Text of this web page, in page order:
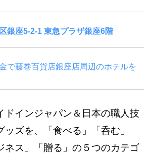
銀座5-2-1 東急プラザ銀座6階
で藤巻百貨店銀座店周辺のホテルを
ドインジャパン＆日本の職人技
ッズを、「食べる」「呑む」
ネス」「贈る」の５つのカテゴ